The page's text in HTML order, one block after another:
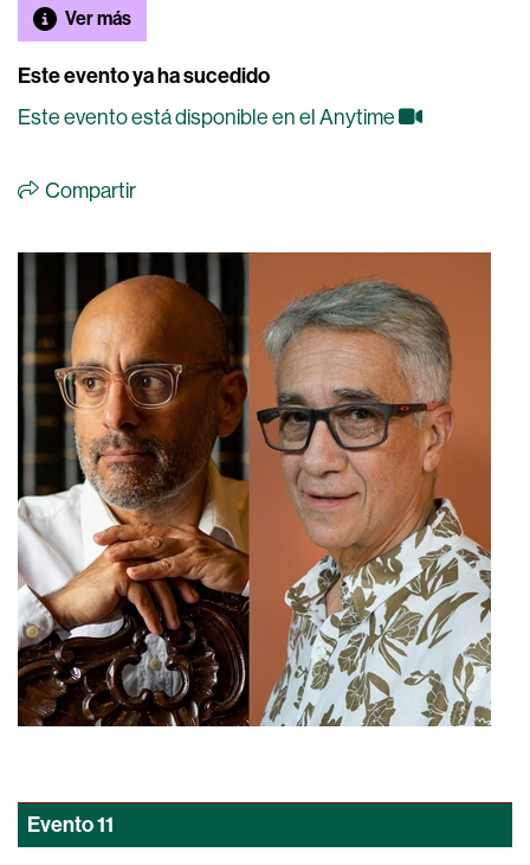
Ver más
Este evento ya ha sucedido
Este evento está disponible en el Anytime
Compartir
Evento11